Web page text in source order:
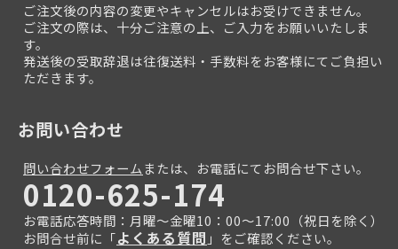
ご注文後の内容の変更やキャンセルはお受けできません。
ご注文の際は、十分ご注意の上、ご入力をお願いいたしま
す。
発送後の受取辞退は往復送料・手数料をお客様にてご負担い
ただきます。
お問い合わせ
問い合わせフォームまたは、お電話にてお問合せ下さい。
0120-625-174
お電話応答時間：月曜～金曜10：00～17:00（祝日を除く）
お問合せ前に「よくある質問 」をご確認ください。